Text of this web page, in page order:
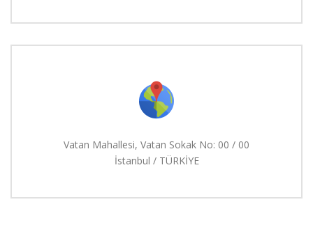
Vatan Mahallesi, Vatan Sokak No: 00 / 00
İstanbul / TÜRKİYE